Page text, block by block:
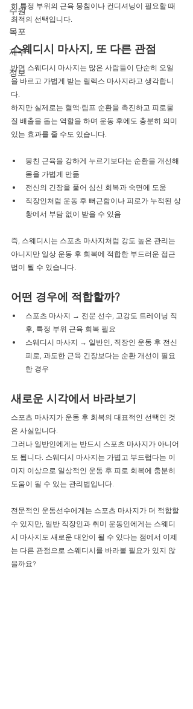
수원
목포
제주
정보
히 특정 부위의 근육 뭉침이나 컨디셔닝이 필요할 때
최적의 선택입니다.
스웨디시 마사지, 또 다른 관점
반면 스웨디시 마사지는 많은 사람들이 단순히 오일
을 바르고 가볍게 받는 릴렉스 마사지라고 생각합니
다.
하지만 실제로는 혈액·림프 순환을 촉진하고 피로물
질 배출을 돕는 역할을 하며 운동 후에도 충분히 의미
있는 효과를 줄 수도 있습니다.
뭉친 근육을 강하게 누르기보다는 순환을 개선해
몸을 가볍게 만듦
전신의 긴장을 풀어 심신 회복과 숙면에 도움
직장인처럼 운동 후 뻐근함이나 피로가 누적된 상
황에서 부담 없이 받을 수 있음
즉, 스웨디시는 스포츠 마사지처럼 강도 높은 관리는
아니지만 일상 운동 후 회복에 적합한 부드러운 접근
법이 될 수 있습니다.
어떤 경우에 적합할까?
스포츠 마사지 → 전문 선수, 고강도 트레이닝 직
후, 특정 부위 근육 회복 필요
스웨디시 마사지 → 일반인, 직장인 운동 후 전신
피로, 과도한 근육 긴장보다는 순환 개선이 필요
한 경우
새로운 시각에서 바라보기
스포츠 마사지가 운동 후 회복의 대표적인 선택인 것
은 사실입니다.
그러나 일반인에게는 반드시 스포츠 마사지가 아니어
도 됩니다. 스웨디시 마사지는 가볍고 부드럽다는 이
미지 이상으로 일상적인 운동 후 피로 회복에 충분히
도움이 될 수 있는 관리법입니다.
전문적인 운동선수에게는 스포츠 마사지가 더 적합할
수 있지만, 일반 직장인과 취미 운동인에게는 스웨디
시 마사지도 새로운 대안이 될 수 있다는 점에서 이제
는 다른 관점으로 스웨디시를 바라볼 필요가 있지 않
을까요?